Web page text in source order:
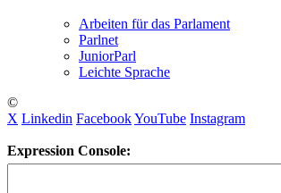
Arbeiten für das Parlament
Parlnet
JuniorParl
Leichte Sprache
©
X Linkedin FacebookYouTube Instagram
Expression Console: